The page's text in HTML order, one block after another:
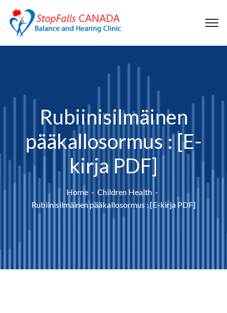
Rubiinisilmäinen
pääkallosormus : [E-
kirja PDF]
Home
Children Health
Rubiinisilmäinen pääkallosormus : [E-kirja PDF]